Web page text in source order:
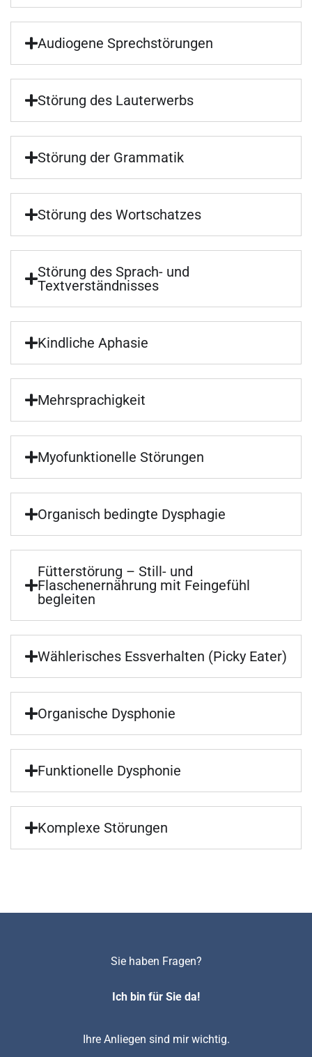
Audiogene Sprechstörungen
Störung des Lauterwerbs
Störung der Grammatik
Störung des Wortschatzes
Störung des Sprach- und
Textverständnisses
Kindliche Aphasie
Mehrsprachigkeit
Myofunktionelle Störungen
Organisch bedingte Dysphagie
Fütterstörung – Still- und
Flaschenernährung mit Feingefühl
begleiten
Wählerisches Essverhalten (Picky Eater)
Organische Dysphonie
Funktionelle Dysphonie
Komplexe Störungen
Sie haben Fragen?
Ich bin für Sie da!
Ihre Anliegen sind mir wichtig.